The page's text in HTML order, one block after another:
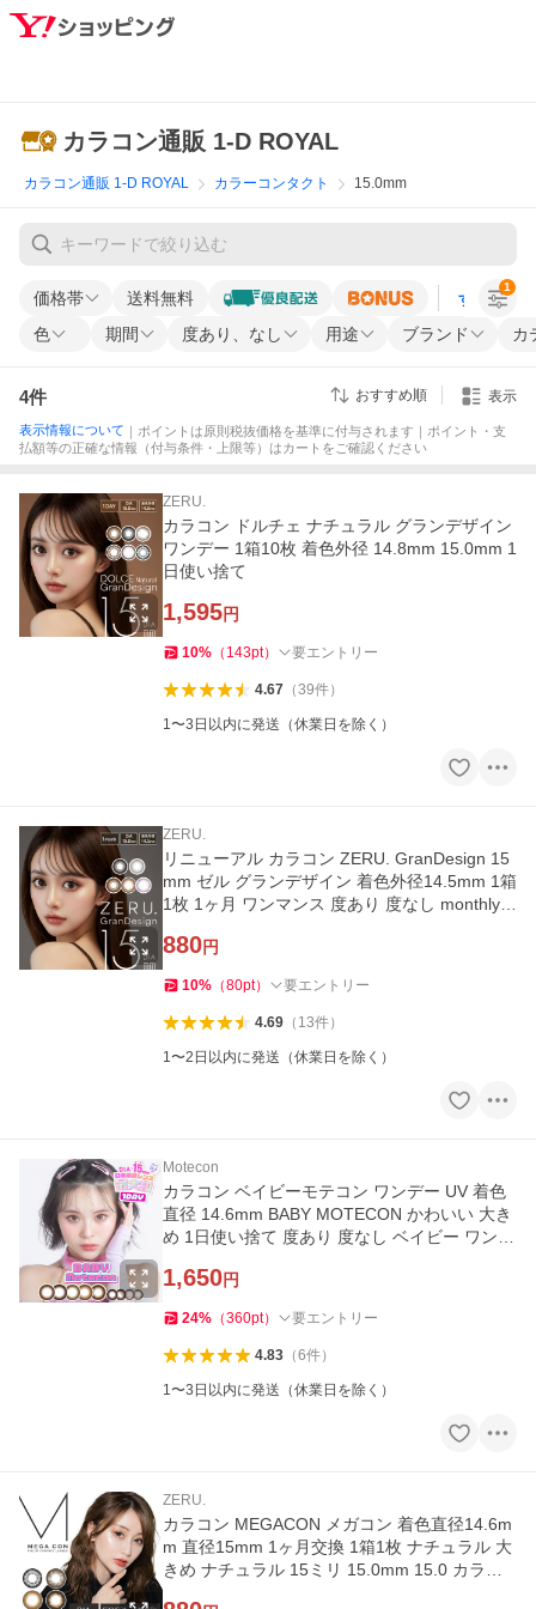
カラコン通販 1-D ROYAL
カラコン通販 1-D ROYAL カラーコンタクト 15.0mm
価格帯 送料無料 すべての条
色 期間 度あり、なし 用途 ブランド カ
1
4件 おすすめ順 表示
表示情報について ｜ポイントは原則税抜価格を基準に付与されます｜ポイント・支
払額等の正確な情報（付与条件・上限等）はカートをご確認ください
ZERU.
カラコン ドルチェ ナチュラル グランデザイン
ワンデー 1箱10枚 着色外径 14.8mm 15.0mm 1
日使い捨て
1,595円
10% （ 143pt） 要エントリー
4.67（39件）
1〜3日以内に発送（休業日を除く）
ZERU.
リニューアル カラコン ZERU. GranDesign 15
mm ゼル グランデザイン 着色外径14.5mm 1箱
1枚 1ヶ月 ワンマンス 度あり 度なし monthly
880円
10% （80pt） 要エントリー
4.69（ 13件）
1〜2日以内に発送（休業日を除く）
Motecon
カラコン ベイビーモテコン ワンデー UV 着色
直径 14.6mm BABY MOTECON かわいい 大き
め 1日使い捨て 度あり 度なし ベイビー ワンデ
1,650円
24% （360pt） 要エントリー
4.83（6件）
1〜3日以内に発送（休業日を除く）
ZERU.
カラコン MEGACON メガコン 着色直径14.6m
m 直径15mm 1ヶ月交換 1箱1枚 ナチュラル 大
きめ ナチュラル 15ミリ 15.0mm 15.0 カラー